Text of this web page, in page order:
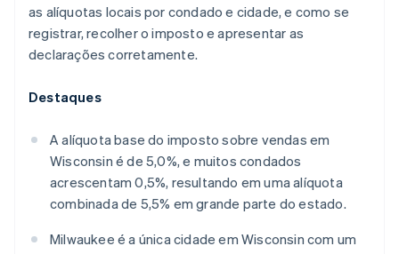
as alíquotas locais por condado e cidade, e como se
registrar, recolher o imposto e apresentar as
declarações corretamente.
Destaques
A alíquota base do imposto sobre vendas em
Wisconsin é de 5,0%, e muitos condados
acrescentam 0,5%, resultando em uma alíquota
combinada de 5,5% em grande parte do estado.
Milwaukee é a única cidade em Wisconsin com um